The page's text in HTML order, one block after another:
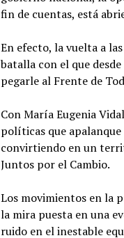
fin de cuentas, está
En efecto, la vuelta a
batalla con el que
pegarle al Frente de
Con María Eugenia
políticas que
convirtiendo en un
Juntos por el Cambio.
Los movimientos en la
la mira puesta en una
ruido en el inestable